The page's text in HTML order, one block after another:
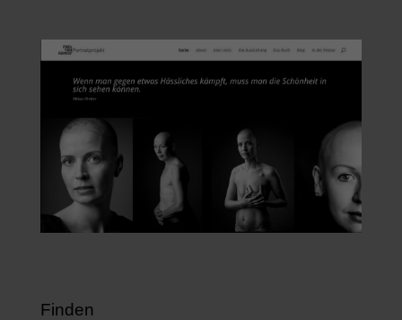
Finden